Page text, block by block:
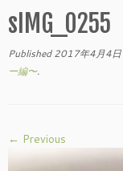
sIMG_0255
Published 2017年4月4日
ー編〜.
← Previous